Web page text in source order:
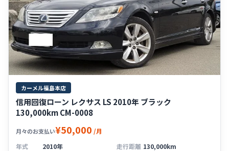
カーメル福島本店
信用回復ローン レクサス LS 2010年 ブラック
130,000km CM-0008
月々のお支払い¥50,000 /月
年式
2010年 走行距離 130,000km